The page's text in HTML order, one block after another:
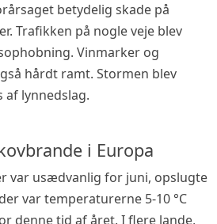
betydelig skade på
Trafikken på nogle veje blev
Vinmarker og
hårdt ramt. Stormen blev
af lynnedslag.
i Europa
var usædvanlig for juni, opslugte
var temperaturerne 5-10 °C
denne tid af året. I flere lande,